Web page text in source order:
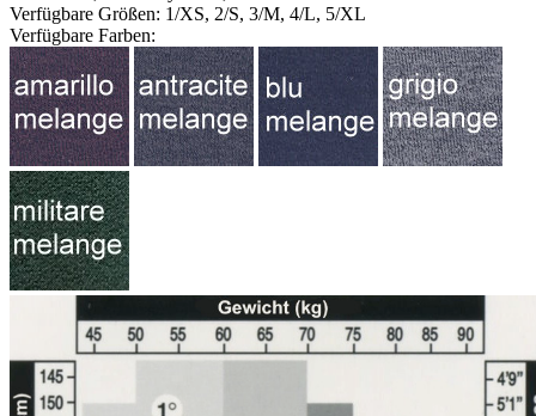
Verfügbare Größen: 1/XS, 2/S, 3/M, 4/L, 5/XL
Verfügbare Farben: